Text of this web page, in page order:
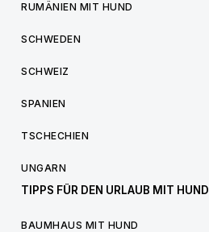
RUMÄNIEN MIT HUND
SCHWEDEN
SCHWEIZ
SPANIEN
TSCHECHIEN
UNGARN
TIPPS FÜR DEN URLAUB MIT HUND
BAUMHAUS MIT HUND